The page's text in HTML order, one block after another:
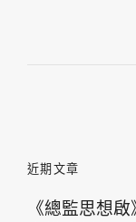
近期文章
《總監思想